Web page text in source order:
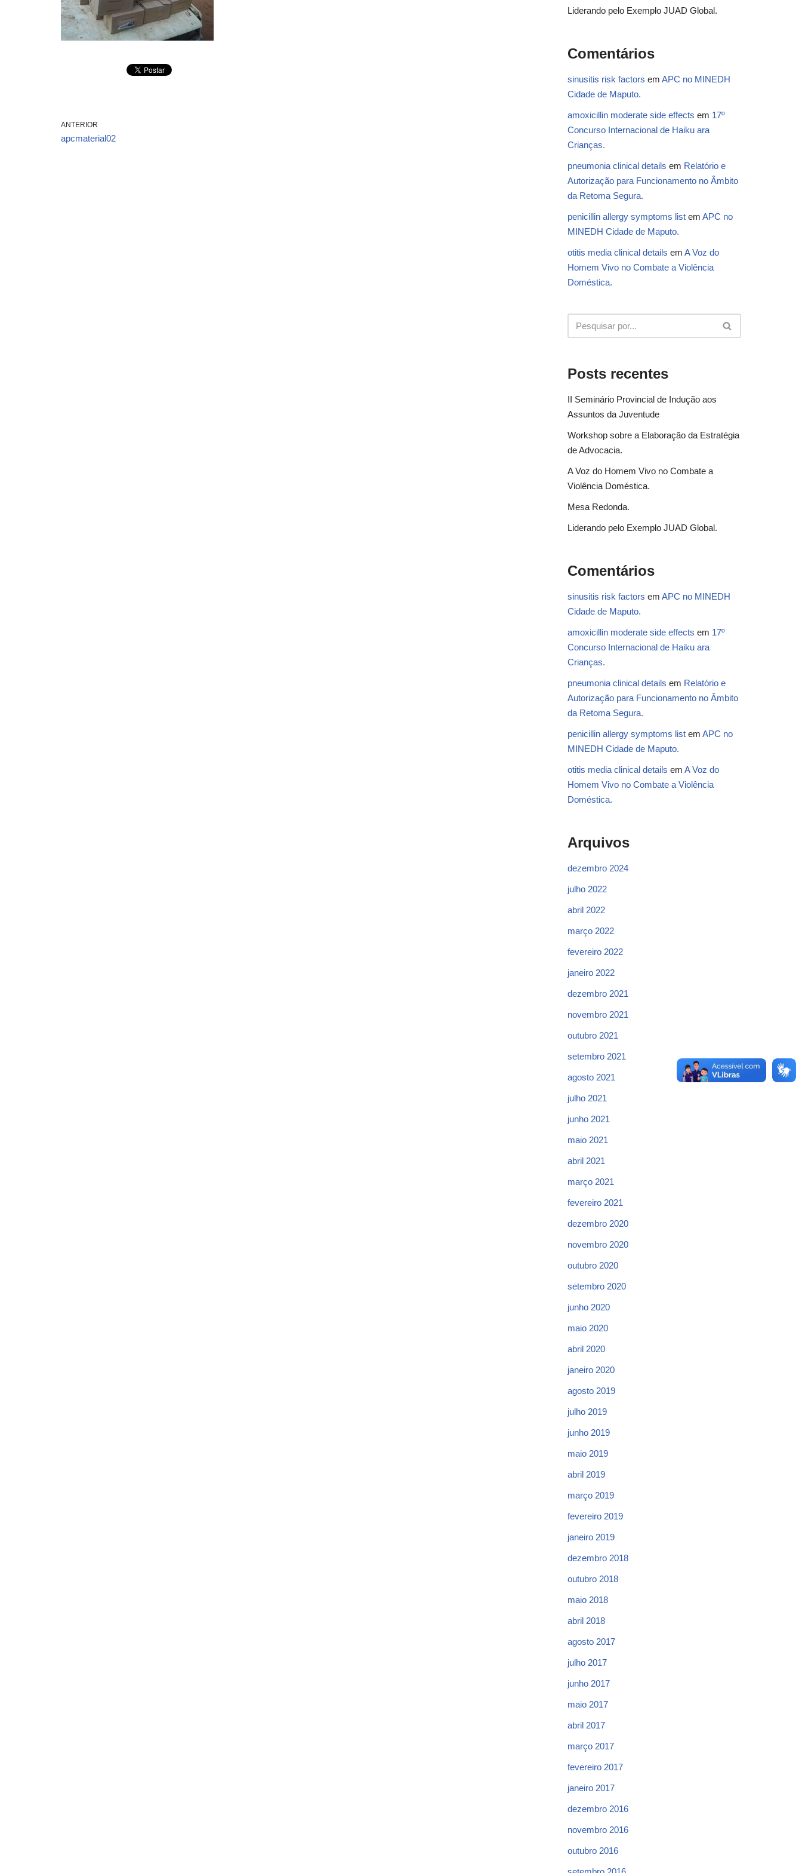
ANTERIOR
apcmaterial02
Liderando pelo Exemplo JUAD Global.
Comentários
sinusitis risk factors em APC no MINEDH
Cidade de Maputo.
amoxicillin moderate side effects em 17º
Concurso Internacional de Haiku ara
Crianças.
pneumonia clinical details em Relatório e
Autorização para Funcionamento no Âmbito
da Retoma Segura.
penicillin allergy symptoms list em APC no
MINEDH Cidade de Maputo.
otitis media clinical details em A Voz do
Homem Vivo no Combate a Violência
Doméstica.
Posts recentes
II Seminário Provincial de Indução aos
Assuntos da Juventude
Workshop sobre a Elaboração da Estratégia
de Advocacia.
A Voz do Homem Vivo no Combate a
Violência Doméstica.
Mesa Redonda.
Liderando pelo Exemplo JUAD Global.
Comentários
sinusitis risk factors em APC no MINEDH
Cidade de Maputo.
amoxicillin moderate side effects em 17º
Concurso Internacional de Haiku ara
Crianças.
pneumonia clinical details em Relatório e
Autorização para Funcionamento no Âmbito
da Retoma Segura.
penicillin allergy symptoms list em APC no
MINEDH Cidade de Maputo.
otitis media clinical details em A Voz do
Homem Vivo no Combate a Violência
Doméstica.
Arquivos
dezembro 2024
julho 2022
abril 2022
março 2022
fevereiro 2022
janeiro 2022
dezembro 2021
novembro 2021
outubro 2021
setembro 2021
agosto 2021
julho 2021
junho 2021
maio 2021
abril 2021
março 2021
fevereiro 2021
dezembro 2020
novembro 2020
outubro 2020
setembro 2020
junho 2020
maio 2020
abril 2020
janeiro 2020
agosto 2019
julho 2019
junho 2019
maio 2019
abril 2019
março 2019
fevereiro 2019
janeiro 2019
dezembro 2018
outubro 2018
maio 2018
abril 2018
agosto 2017
julho 2017
junho 2017
maio 2017
abril 2017
março 2017
fevereiro 2017
janeiro 2017
dezembro 2016
novembro 2016
outubro 2016